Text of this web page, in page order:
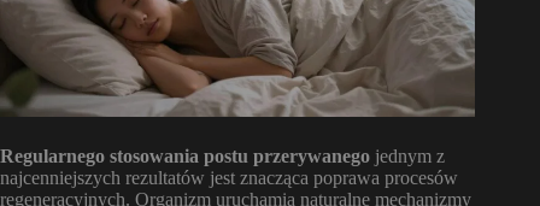
Regularnego stosowania postu przerywanego jednym z
najcenniejszych rezultatów jest znacząca poprawa procesów
regeneracyjnych. Organizm uruchamia naturalne mechanizmy